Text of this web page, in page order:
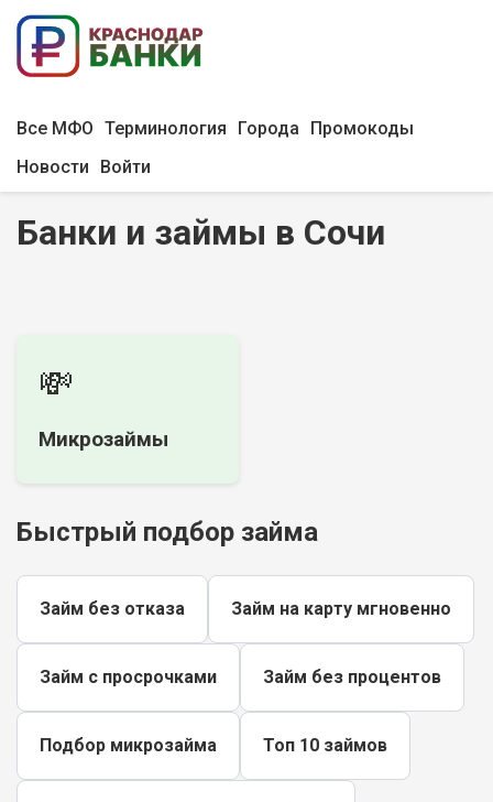
Все МФО Терминология Города
Промокоды
Новости
Войти
Банки и займы в Сочи
💸
Микрозаймы
Быстрый подбор займа
Займ без отказа Займ на карту мгновенно
Займ с просрочками Займ без процентов
Подбор микрозайма Топ 10 займов